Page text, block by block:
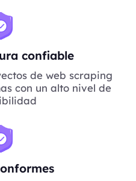
confiable
de web scraping
con un alto nivel de